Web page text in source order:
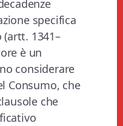
specifica
1341–
è un
considerare
Consumo, che
che